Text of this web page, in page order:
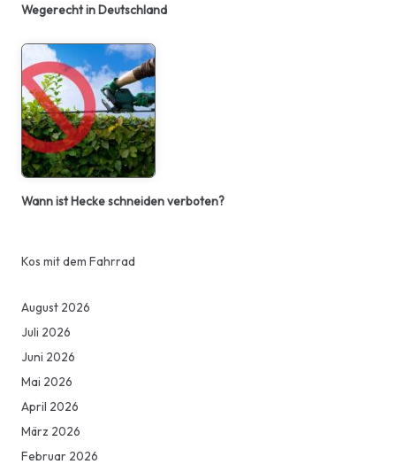
Wegerecht in Deutschland
Wann ist Hecke schneiden verboten?
Kos mit dem Fahrrad
August 2026
Juli 2026
Juni 2026
Mai 2026
April 2026
März 2026
Februar 2026